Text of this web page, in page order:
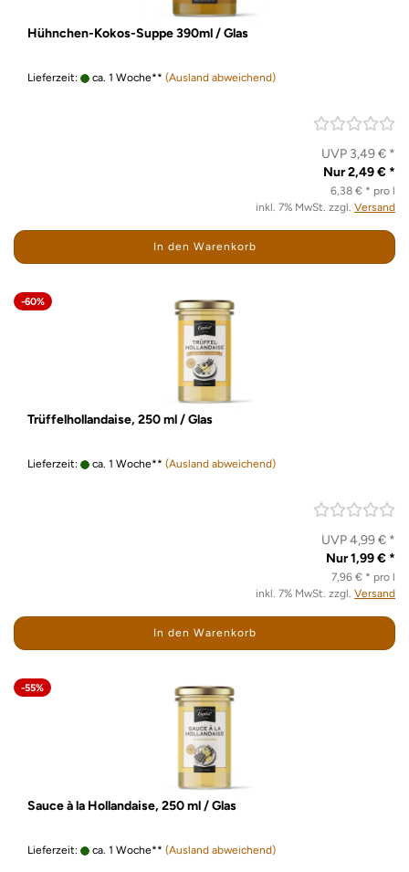
Hühnchen-Kokos-Suppe 390ml / Glas
Lieferzeit: ca. 1 Woche** (Ausland abweichend)
UVP 3,49 € *
Nur 2,49 € *
6,38 € * pro l
inkl. 7% MwSt. zzgl. Versand
In den Warenkorb
-60%
Trüffelhollandaise, 250 ml / Glas
Lieferzeit: ca. 1 Woche** (Ausland abweichend)
UVP 4,99 € *
Nur 1,99 € *
7,96 € * pro l
inkl. 7% MwSt. zzgl. Versand
In den Warenkorb
-55%
Sauce à la Hollandaise, 250 ml / Glas
Lieferzeit: ca. 1 Woche** (Ausland abweichend)